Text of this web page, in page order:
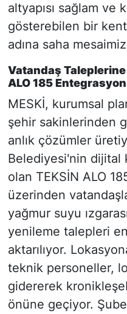
altyapısı sağlam ve
gösterebilen bir
adına saha
Vatandaş Taleplerine
ALO 185
MESKİ, kurumsal
şehir sakinlerinden
anlık çözümler
Belediyesi'nin dijital
olan TEKSİN ALO
üzerinden
yağmur suyu
yenileme talepleri
aktarılıyor.
teknik personeller,
gidererek
önüne geçiyor.